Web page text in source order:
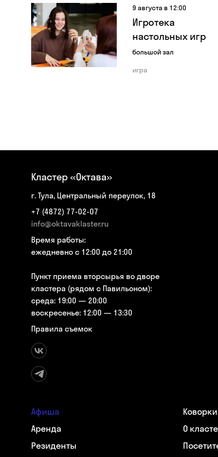
9 августа в 12:00
Игротека
настольных игр
большой зал
игра
Кластер «Октава»
г. Тула, Центральный переулок, 18
+7 (4872) 77-02-07
info@oktavaklaster.ru
Время работы:
ежедневно с 12:00 до 21:00
Пункт приема вторсырья во дворе
кластера (рядом с Павильоном):
среда: 19:00 — 20:00
воскресенье: 12:00 — 13:30
Правила съемок
Афиша
Аренда
Резиденты
О